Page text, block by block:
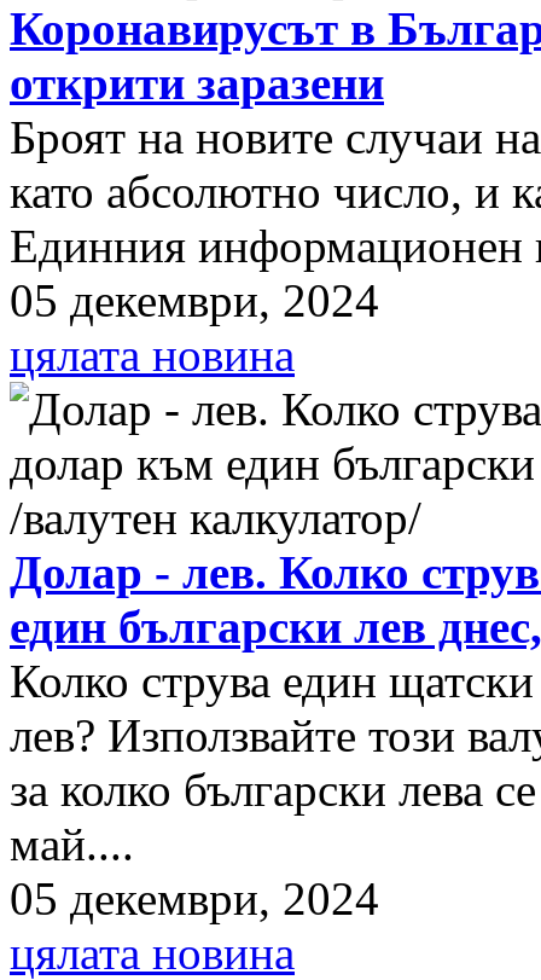
Коронавирусът в
открити заразени
Броят на новите случаи
като абсолютно число, и
Единния информационен
05 декември, 2024
цялата новина
Долар - лев. Колко
един български лев
Колко струва един
лев? Използвайте този
за колко български лева
май....
05 декември, 2024
цялата новина